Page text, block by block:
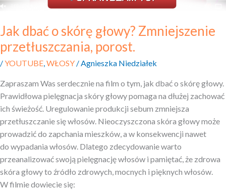
Jak dbać o skórę głowy? Zmniejszenie
przetłuszczania, porost.
/YOUTUBE,WŁOSY /Agnieszka Niedziałek
Zapraszam Was serdecznie na film o tym, jak dbać o skórę głowy.
Prawidłowa pielęgnacja skóry głowy pomaga na dłużej zachować
ich świeżość. Uregulowanie produkcji sebum zmniejsza
przetłuszczanie się włosów. Nieoczyszczona skóra głowy może
prowadzić do zapchania mieszków, a w konsekwencji nawet
do wypadania włosów. Dlatego zdecydowanie warto
przeanalizować swoją pielęgnację włosów i pamiętać, że zdrowa
skóra głowy to źródło zdrowych, mocnych i pięknych włosów.
W filmie dowiecie się: